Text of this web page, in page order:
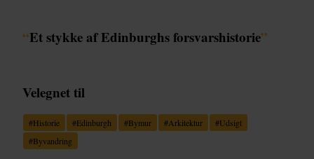
“Et stykke af Edinburghs forsvarshistorie”
Velegnet til
#Historie #Edinburgh #Bymur #Arkitektur #Udsigt
#Byvandring